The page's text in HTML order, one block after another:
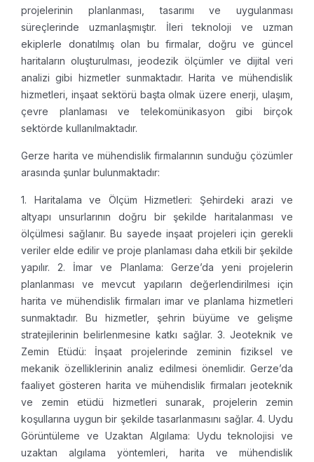
projelerinin planlanması, tasarımı ve uygulanması
süreçlerinde uzmanlaşmıştır. İleri teknoloji ve uzman
ekiplerle donatılmış olan bu firmalar, doğru ve güncel
haritaların oluşturulması, jeodezik ölçümler ve dijital veri
analizi gibi hizmetler sunmaktadır. Harita ve mühendislik
hizmetleri, inşaat sektörü başta olmak üzere enerji, ulaşım,
çevre planlaması ve telekomünikasyon gibi birçok
sektörde kullanılmaktadır.
Gerze harita ve mühendislik firmalarının sunduğu çözümler
arasında şunlar bulunmaktadır:
1. Haritalama ve Ölçüm Hizmetleri: Şehirdeki arazi ve
altyapı unsurlarının doğru bir şekilde haritalanması ve
ölçülmesi sağlanır. Bu sayede inşaat projeleri için gerekli
veriler elde edilir ve proje planlaması daha etkili bir şekilde
yapılır. 2. İmar ve Planlama: Gerze’da yeni projelerin
planlanması ve mevcut yapıların değerlendirilmesi için
harita ve mühendislik firmaları imar ve planlama hizmetleri
sunmaktadır. Bu hizmetler, şehrin büyüme ve gelişme
stratejilerinin belirlenmesine katkı sağlar. 3. Jeoteknik ve
Zemin Etüdü: İnşaat projelerinde zeminin fiziksel ve
mekanik özelliklerinin analiz edilmesi önemlidir. Gerze’da
faaliyet gösteren harita ve mühendislik firmaları jeoteknik
ve zemin etüdü hizmetleri sunarak, projelerin zemin
koşullarına uygun bir şekilde tasarlanmasını sağlar. 4. Uydu
Görüntüleme ve Uzaktan Algılama: Uydu teknolojisi ve
uzaktan algılama yöntemleri, harita ve mühendislik